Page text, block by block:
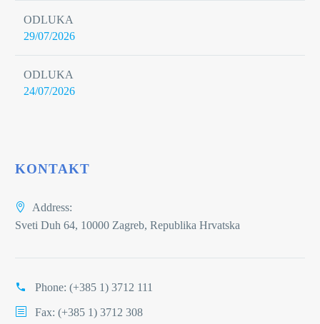
ODLUKA
29/07/2026
ODLUKA
24/07/2026
KONTAKT
Address:
Sveti Duh 64, 10000 Zagreb, Republika Hrvatska
Phone: (+385 1) 3712 111
Fax: (+385 1) 3712 308